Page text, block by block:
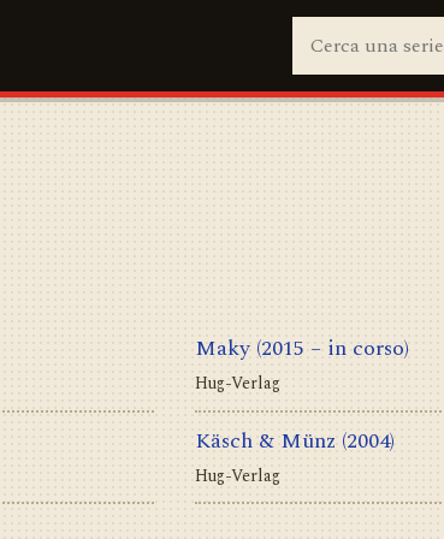
Maky (2015 – in corso)
Hug-Verlag
Käsch & Münz (2004)
Hug-Verlag